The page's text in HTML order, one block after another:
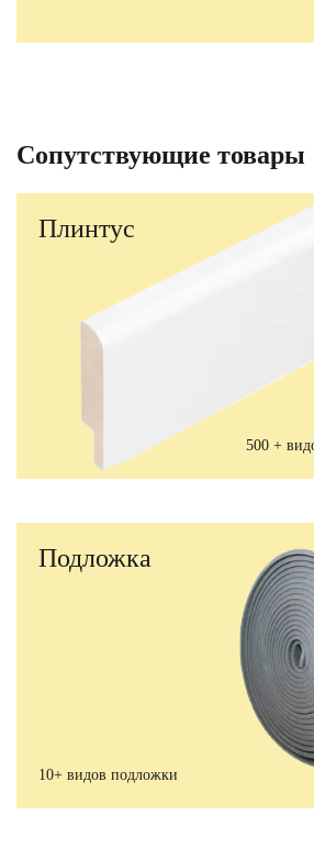
Сопутствующие товары
Плинтус
500 +
Подложка
10+ видов подложки